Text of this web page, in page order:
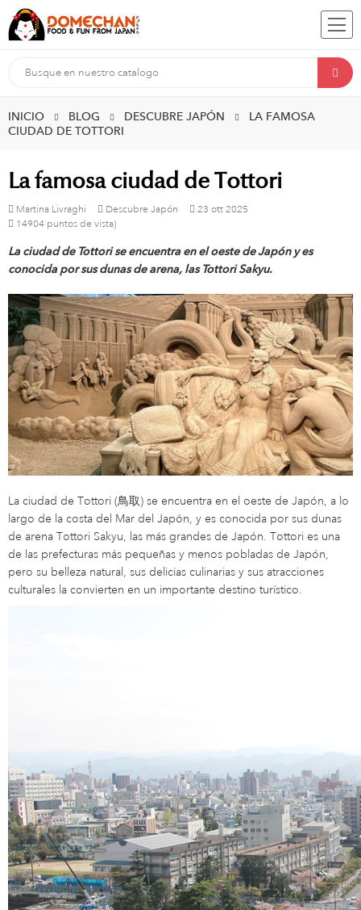
INICIO BLOG DESCUBRE JAPÓN
LA FAMOSA
CIUDAD DE TOTTORI
La famosa ciudad de Tottori
Martina Livraghi Descubre Japón 23 ott 2025
14904 puntos de vista)
La ciudad de Tottori se encuentra en el oeste de Japón y es
conocida por sus dunas de arena, las Tottori Sakyu.
La ciudad de Tottori (鳥取) se encuentra en el oeste de Japón, a lo
largo de la costa del Mar del Japón, y es conocida por sus dunas
de arena Tottori Sakyu, las más grandes de Japón. Tottori es una
de las prefecturas más pequeñas y menos pobladas de Japón,
pero su belleza natural, sus delicias culinarias y sus atracciones
culturales la convierten en un importante destino turístico.